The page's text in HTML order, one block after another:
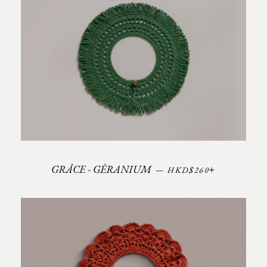
GRÂCE - GÉRANIUM — Prix régulier
HKD$260